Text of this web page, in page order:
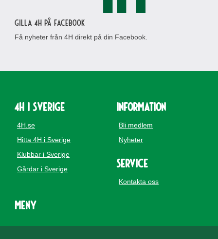
Gilla 4H på Facebook
Få nyheter från 4H direkt på din Facebook.
4H i Sverige
4H.se
Hitta 4H i Sverige
Klubbar i Sverige
Gårdar i Sverige
Information
Bli medlem
Nyheter
Service
Kontakta oss
Meny